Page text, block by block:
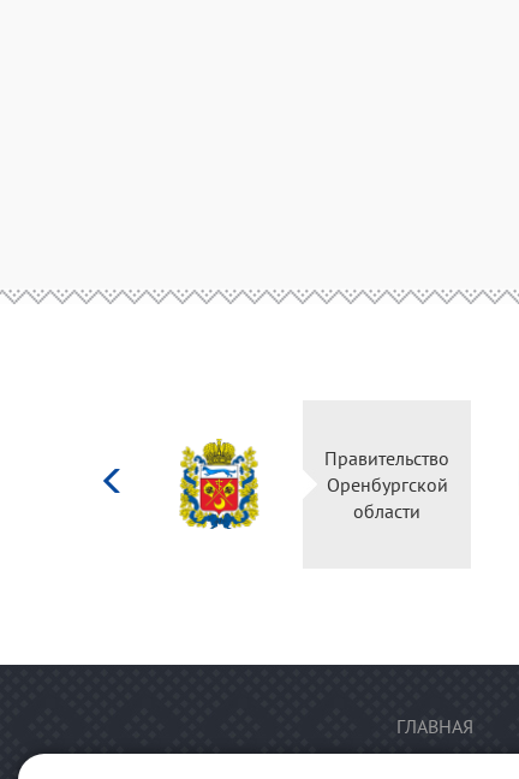
Правительство
Оренбургской
области
ГЛАВНАЯ